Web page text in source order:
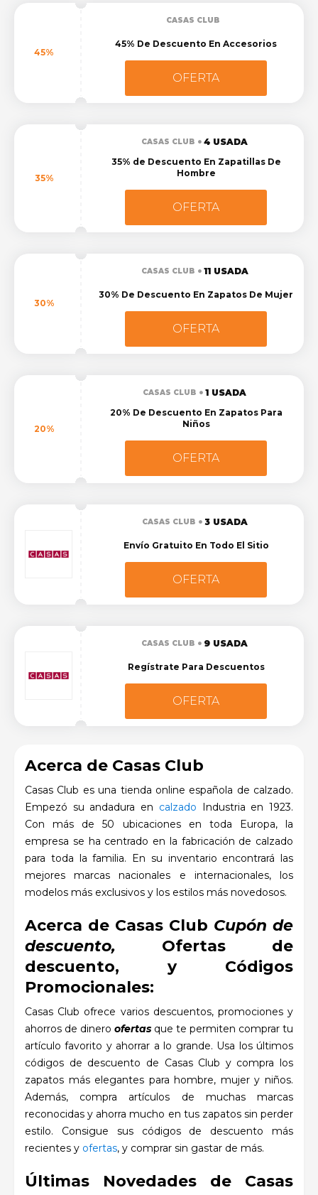
45%
CASAS CLUB
45% De Descuento En Accesorios
OFERTA
35%
CASAS CLUB
4 USADA
35% de Descuento En Zapatillas De
Hombre
OFERTA
30%
CASAS CLUB 11 USADA
30% De Descuento En Zapatos De Mujer
OFERTA
20%
CASAS CLUB
1 USADA
20% De Descuento En Zapatos Para
Niños
OFERTA
CASAS CLUB 3 USADA
Envío Gratuito En Todo El Sitio
OFERTA
CASAS CLUB 9 USADA
Regístrate Para Descuentos
OFERTA
Acerca de Casas Club
Casas Club es una tienda online española de calzado.
Empezó su andadura en calzado Industria en 1923.
Con más de 50 ubicaciones en toda Europa, la
empresa se ha centrado en la fabricación de calzado
para toda la familia. En su inventario encontrará las
mejores marcas nacionales e internacionales, los
modelos más exclusivos y los estilos más novedosos.
Acerca de Casas Club Cupón de
descuento, Ofertas de
descuento, y Códigos
Promocionales:
Casas Club ofrece varios descuentos, promociones y
ahorros de dinero ofertas que te permiten comprar tu
artículo favorito y ahorrar a lo grande. Usa los últimos
códigos de descuento de Casas Club y compra los
zapatos más elegantes para hombre, mujer y niños.
Además, compra artículos de muchas marcas
reconocidas y ahorra mucho en tus zapatos sin perder
estilo. Consigue sus códigos de descuento más
recientes y ofertas, y comprar sin gastar de más.
Últimas Novedades de Casas